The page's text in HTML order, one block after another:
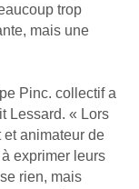
trop
mais une
Pinc. collectif a
Lessard. « Lors
animateur de
exprimer leurs
rien, mais